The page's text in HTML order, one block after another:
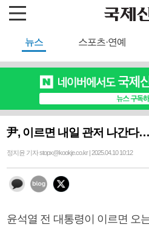
뉴스 스포츠·연예
尹, 이르면 내일 관저 나간다
정지윤 기자 stopx@kookje.co.kr | 2025.04.10 10:12
윤석열 전 대통령이 이르면 오